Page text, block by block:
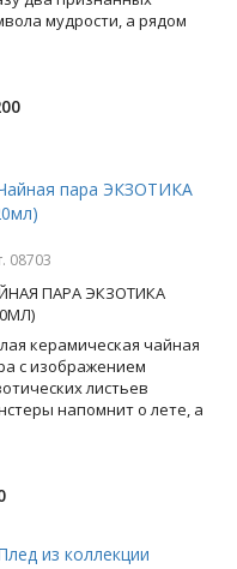
мудрости, а рядом
08703
ПАРА ЭКЗОТИКА
керамическая чайная
с изображением
листьев
напомнит о лете, а